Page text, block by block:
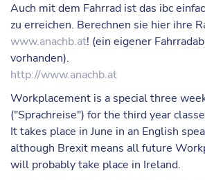
Auch mit dem Fahrrad ist das ibc
zu erreichen. Berechnen sie hier ihre
www.anachb.at! (ein eigener
vorhanden).
http://www.anachb.at
Workplacement is a special three
("Sprachreise") for the third year
It takes place in June in an English
although Brexit means all future
will probably take place in Ireland.